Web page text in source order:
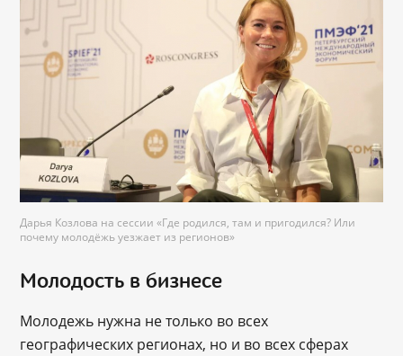
Дарья Козлова на сессии «Где родился, там и пригодился? Или
почему молодёжь уезжает из регионов»
Молодость в бизнесе
Молодежь нужна не только во всех
географических регионах, но и во всех сферах